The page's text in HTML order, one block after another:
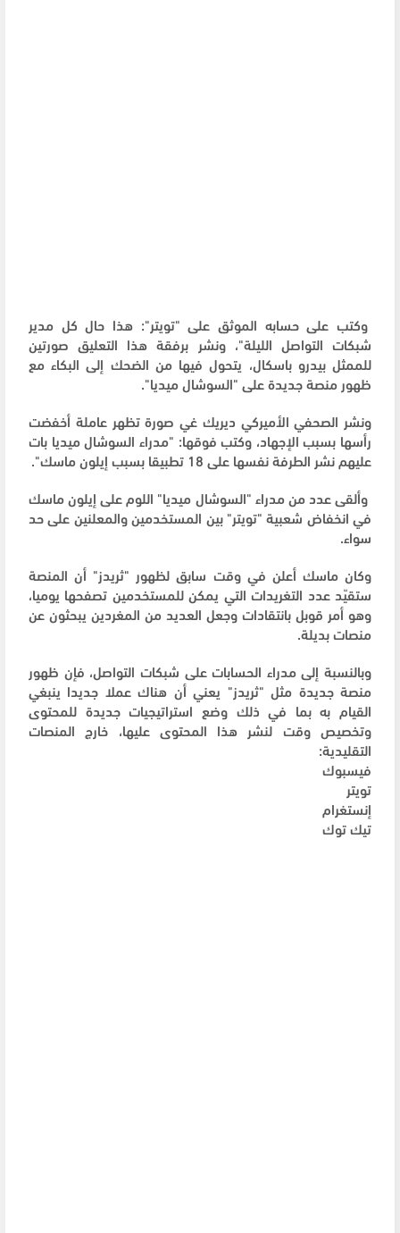
وكتب على حسابه الموثق على "تويتر": هذا حال كل مدير
شبكات التواصل الليلة"، ونشر برفقة هذا التعليق صورتين
للممثل بيدرو باسكال، يتحول فيها من الضحك إلى البكاء مع
ظهور منصة جديدة على "السوشال ميديا".
ونشر الصحفي الأميركي ديريك غي صورة تظهر عاملة أخفضت
رأسها بسبب الإجهاد، وكتب فوقها: "مدراء السوشال ميديا بات
عليهم نشر الطرفة نفسها على 18 تطبيقا بسبب إيلون ماسك".
وألقى عدد من مدراء "السوشال ميديا" اللوم على إيلون ماسك
في انخفاض شعبية "تويتر" بين المستخدمين والمعلنين على حد
سواء.
وكان ماسك أعلن في وقت سابق لظهور "ثريدز" أن المنصة
ستقيّد عدد التغريدات التي يمكن للمستخدمين تصفحها يوميا،
وهو أمر قوبل بانتقادات وجعل العديد من المغردين يبحثون عن
منصات بديلة.
وبالنسبة إلى مدراء الحسابات على شبكات التواصل، فإن ظهور
منصة جديدة مثل "ثريدز" يعني أن هناك عملا جديدا ينبغي
القيام به بما في ذلك وضع استراتيجيات جديدة للمحتوى
وتخصيص وقت لنشر هذا المحتوى عليها، خارج المنصات
التقليدية:
فيسبوك
تويتر
إنستغرام
تيك توك